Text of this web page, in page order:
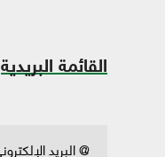
القائمة البريدية